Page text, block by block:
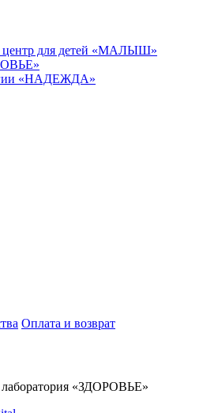
центр для детей «МАЛЫШ»
«НАДЕЖДА»
Оплата и возврат
лаборатория «ЗДОРОВЬЕ»